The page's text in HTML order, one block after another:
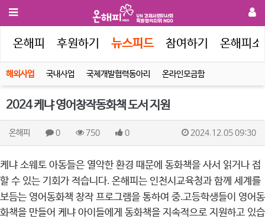
온해피 후원하기 뉴스피드 참여하기 온해피
해외사업 국내사업 국제개발협력동아리 온라인모금함
2024 케냐 영어창작동화책 도서 지원
온해피 0 750 0 2024.12.05 09:30
케냐 소웨토 아동들은 열악한 환경 때문에 동화책을 사서 읽거나 접
할 수 있는 기회가 적습니다. 온해피는 인천시교육청과 함께 세계를
보듬는 영어동화책 창작 프로그램을 통하여 중.고등학생들이 영어동
화책을 만들어 케냐 아이들에게 동화책을 지속적으로 지원하고 있습